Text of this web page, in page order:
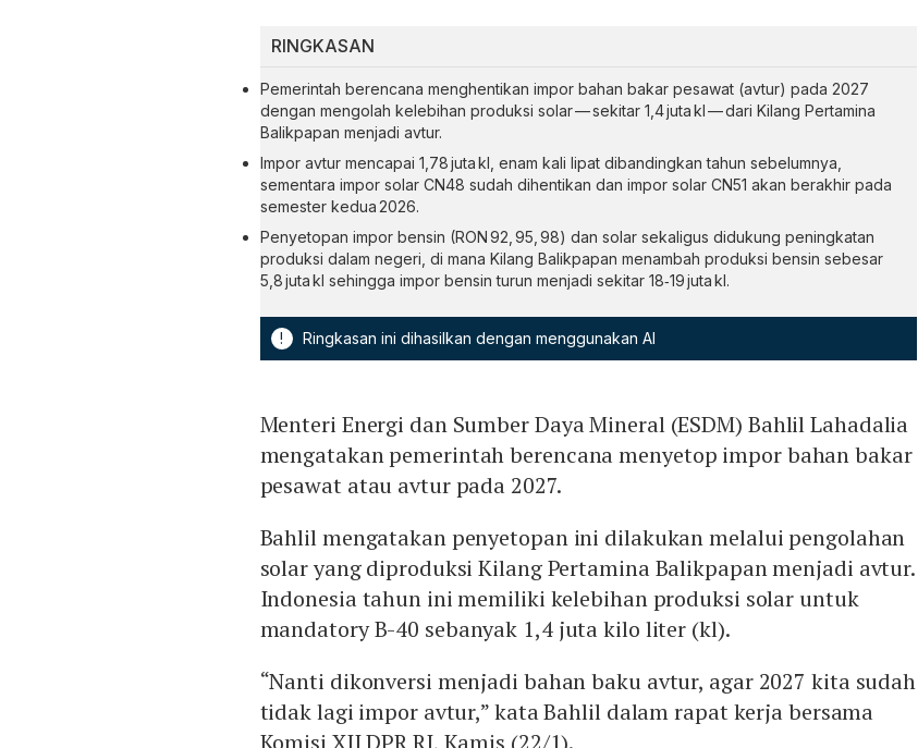
RINGKASAN
Pemerintah berencana menghentikan impor bahan bakar pesawat (avtur) pada 2027
dengan mengolah kelebihan produksi solar — sekitar 1,4 juta kl — dari Kilang Pertamina
Balikpapan menjadi avtur.
Impor avtur mencapai 1,78 juta kl, enam kali lipat dibandingkan tahun sebelumnya,
sementara impor solar CN48 sudah dihentikan dan impor solar CN51 akan berakhir pada
semester kedua 2026.
Penyetopan impor bensin (RON 92, 95, 98) dan solar sekaligus didukung peningkatan
produksi dalam negeri, di mana Kilang Balikpapan menambah produksi bensin sebesar
5,8 juta kl sehingga impor bensin turun menjadi sekitar 18‑19 juta kl.
! Ringkasan ini dihasilkan dengan menggunakan AI
Menteri Energi dan Sumber Daya Mineral (ESDM) Bahlil Lahadalia
mengatakan pemerintah berencana menyetop impor bahan bakar
pesawat atau avtur pada 2027.
Bahlil mengatakan penyetopan ini dilakukan melalui pengolahan
solar yang diproduksi Kilang Pertamina Balikpapan menjadi avtur.
Indonesia tahun ini memiliki kelebihan produksi solar untuk
mandatory B-40 sebanyak 1,4 juta kilo liter (kl).
“Nanti dikonversi menjadi bahan baku avtur, agar 2027 kita sudah
tidak lagi impor avtur,” kata Bahlil dalam rapat kerja bersama